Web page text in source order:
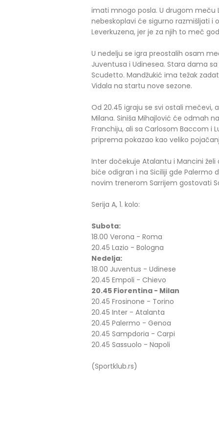
imati mnogo posla. U drugom meču
nebeskoplavi će sigurno razmišljati i
Leverkuzena, jer je za njih to meč
U nedelju se igra preostalih osam
Juventusa i Udinesea. Stara dama
Scudetto. Mandžukić ima težak
Vidala na startu nove sezone.
Od 20.45 igraju se svi ostali mečevi,
Milana. Siniša Mihajlović će odmah
Franchiju, ali sa Carlosom Baccom i
priprema pokazao kao veliko
Inter dočekuje Atalantu i Mancini
biće odigran i na Siciliji gde Palermo
novim trenerom Sarrijem gostovati
Serija A, 1. kolo:
Subota:
18.00 Verona - Roma
20.45 Lazio - Bologna
Nedelja:
18.00 Juventus - Udinese
20.45 Empoli - Chievo
20.45 Fiorentina - Milan
20.45 Frosinone - Torino
20.45 Inter - Atalanta
20.45 Palermo - Genoa
20.45 Sampdoria - Carpi
20.45 Sassuolo - Napoli
(Sportklub.rs)